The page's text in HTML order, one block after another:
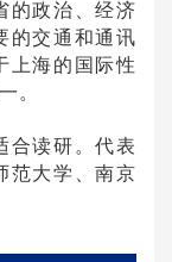
的政治、经济
的交通和通讯
上海的国际性
。
合读研。代表
范大学、南京